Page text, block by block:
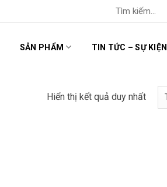
kiếm:
SẢN PHẨM TIN TỨC – SỰ KIỆN
Hiển thị kết quả duy nhất